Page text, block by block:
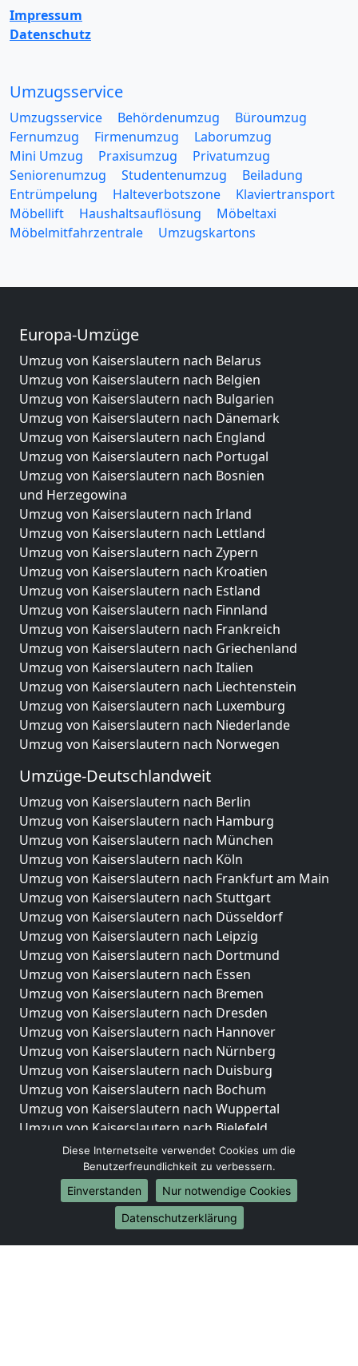
Impressum
Datenschutz
Umzugsservice
Umzugsservice Behördenumzug
Büroumzug
Fernumzug
Firmenumzug
Laborumzug
Mini Umzug
Praxisumzug
Privatumzug
Seniorenumzug
Studentenumzug
Beiladung
Entrümpelung
Halteverbotszone
Klaviertransport
Möbellift
Haushaltsauflösung
Möbeltaxi
Möbelmitfahrzentrale
Umzugskartons
Europa-Umzüge
Umzug von Kaiserslautern nach Belarus
Umzug von Kaiserslautern nach Belgien
Umzug von Kaiserslautern nach Bulgarien
Umzug von Kaiserslautern nach Dänemark
Umzug von Kaiserslautern nach England
Umzug von Kaiserslautern nach Portugal
Umzug von Kaiserslautern nach Bosnien
und Herzegowina
Umzug von Kaiserslautern nach Irland
Umzug von Kaiserslautern nach Lettland
Umzug von Kaiserslautern nach Zypern
Umzug von Kaiserslautern nach Kroatien
Umzug von Kaiserslautern nach Estland
Umzug von Kaiserslautern nach Finnland
Umzug von Kaiserslautern nach Frankreich
Umzug von Kaiserslautern nach Griechenland
Umzug von Kaiserslautern nach Italien
Umzug von Kaiserslautern nach Liechtenstein
Umzug von Kaiserslautern nach Luxemburg
Umzug von Kaiserslautern nach Niederlande
Umzug von Kaiserslautern nach Norwegen
Umzüge-Deutschlandweit
Umzug von Kaiserslautern nach Berlin
Umzug von Kaiserslautern nach Hamburg
Umzug von Kaiserslautern nach München
Umzug von Kaiserslautern nach Köln
Umzug von Kaiserslautern nach Frankfurt am Main
Umzug von Kaiserslautern nach Stuttgart
Umzug von Kaiserslautern nach Düsseldorf
Umzug von Kaiserslautern nach Leipzig
Umzug von Kaiserslautern nach Dortmund
Umzug von Kaiserslautern nach Essen
Umzug von Kaiserslautern nach Bremen
Umzug von Kaiserslautern nach Dresden
Umzug von Kaiserslautern nach Hannover
Umzug von Kaiserslautern nach Nürnberg
Umzug von Kaiserslautern nach Duisburg
Umzug von Kaiserslautern nach Bochum
Umzug von Kaiserslautern nach Wuppertal
Umzug von Kaiserslautern nach Bielefeld
Umzug von Kaiserslautern nach Bonn
Umzug von Kaiserslautern nach Münster
Internationale-Umzüge
Umzug von Kaiserslautern nach Brasilien
Umzug von Kaiserslautern nach Brunei Darussalam
Diese Internetseite verwendet Cookies um die
Benutzerfreundlichkeit zu verbessern.
Einverstanden
Nur notwendige Cookies
Datenschutzerklärung